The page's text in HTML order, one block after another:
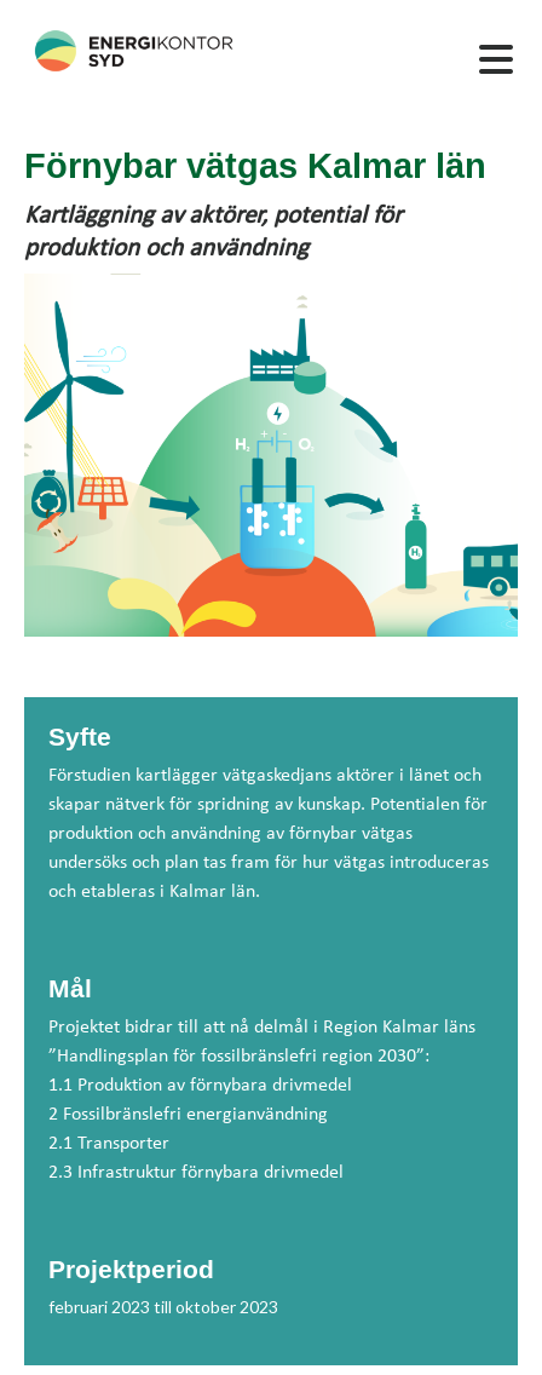
Förnybar vätgas Kalmar län
Kartläggning av aktörer, potential för
produktion och användning
Syfte
Förstudien kartlägger vätgaskedjans aktörer i länet och
skapar nätverk för spridning av kunskap. Potentialen för
produktion och användning av förnybar vätgas
undersöks och plan tas fram för hur vätgas introduceras
och etableras i Kalmar län.
Mål
Projektet bidrar till att nå delmål i Region Kalmar läns
”Handlingsplan för fossilbränslefri region 2030”:
1.1 Produktion av förnybara drivmedel
2 Fossilbränslefri energianvändning
2.1 Transporter
2.3 Infrastruktur förnybara drivmedel
Projektperiod
februari 2023 till oktober 2023